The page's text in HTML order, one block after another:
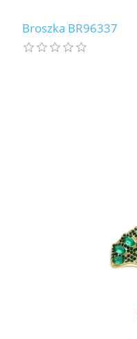
Broszka BR96337